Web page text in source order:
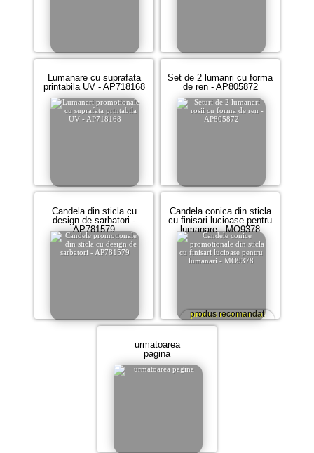
Lumanare cu suprafata
printabila UV - AP718168
Set de 2 lumanri cu forma
de ren - AP805872
Candela din sticla cu
design de sarbatori -
AP781579
Candela conica din sticla
cu finisari lucioase pentru
lumanare - MO9378
produs recomandat
urmatoarea
pagina